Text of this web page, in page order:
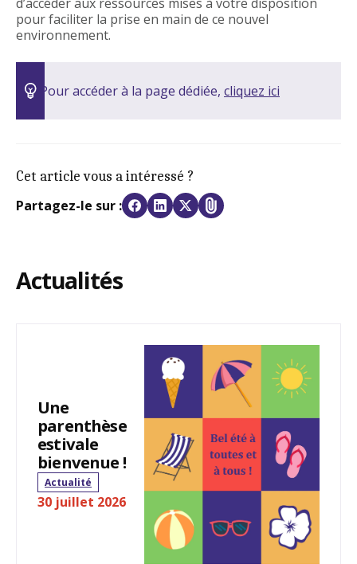
pour faciliter la prise en main de ce nouvel
environnement.
Pour accéder à la page dédiée, cliquez ici
Cet article vous a intéressé ?
Partagez-le sur :
sur l'icon de copie à côté de l'url
https://www.cdg43.fr/lancement-de-la-migration-vers-la-nouvelle-gamme-de-progiciels-wemagnus/
Actualités
Une
parenthèse
estivale
bienvenue !
Actualité
30 juillet 2026
Se connecter
Affiche/
Se connecter